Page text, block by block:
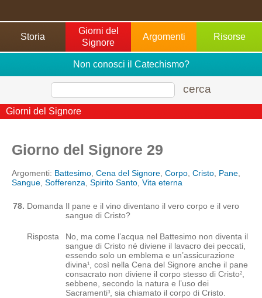
Storia
Giorni del
Signore
Argomenti Risorse
Non conosci il Catechismo?
cerca
Giorni del Signore
Giorno del Signore 29
Argomenti: Battesimo Cena del Signore Corpo Cristo Pane
Sangue Sofferenza Spirito Santo Vita eterna
78. Domanda Il pane e il vino diventano il vero corpo e il vero
sangue di Cristo?
Risposta
No, ma come l’acqua nel Battesimo non diventa il
sangue di Cristo né diviene il lavacro dei peccati,
essendo solo un emblema e un’assicurazione
divina1
, così nella Cena del Signore anche il pane
consacrato non diviene il corpo stesso di Cristo2
sebbene, secondo la natura e l’uso dei
Sacramenti3 , sia chiamato il corpo di Cristo.